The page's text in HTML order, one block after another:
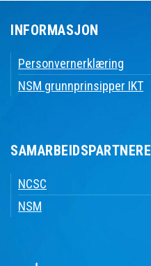
INFORMASJON
Personvernerklæring
NSM grunnprinsipper IKT
SAMARBEIDSPARTNERE
NCSC
NSM